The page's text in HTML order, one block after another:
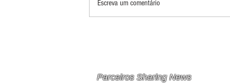
Escreva um comentário
Parceiros Sharing News